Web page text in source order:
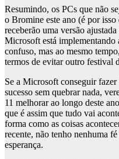
Resumindo, os PCs que não
o Bromine este ano (é por
receberão uma versão
Microsoft está
confuso, mas ao mesmo
termos de evitar outro festival
Se a Microsoft conseguir
sucesso sem quebrar nada,
11 melhorar ao longo deste
que é assim que tudo vai
forma como as coisas
recente, não tenho nenhuma
esperança.